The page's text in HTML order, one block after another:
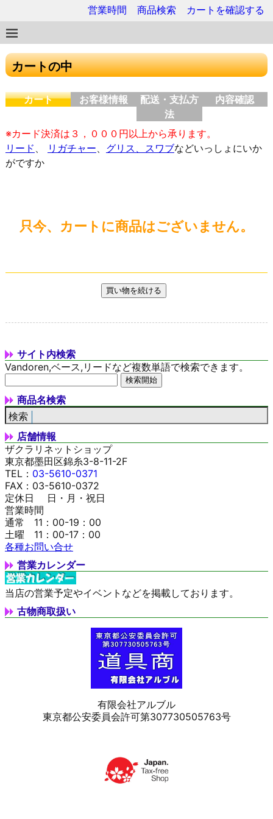
営業時間 商品検索 カートを確認する
カートの中
カート お客様情報
配送・支払方
法
内容確認
※カード決済は３，０００円以上から承ります。
リード 、 リガチャー、 グリス、スワブなどいっしょにいか
がですか
只今、カートに商品はございません。
サイト内検索
Vandoren,ベース,リードなど複数単語で検索できます。
商品名検索
店舗情報
ザクラリネットショップ
東京都墨田区錦糸3-8-11-2F
TEL： 03-5610-0371
FAX：03-5610-0372
定休日 日・月・祝日
営業時間
通常 11：00-19：00
土曜 11：00-17：00
各種お問い合せ
営業カレンダー
当店の営業予定やイベントなどを掲載しております。
古物商取扱い
有限会社アルブル
東京都公安委員会許可第307730505763号